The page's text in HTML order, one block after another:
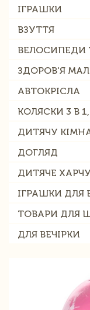
ІГРАШКИ
ВЗУТТЯ
ВЕЛОСИПЕДИ
ЗДОРОВ'Я
АВТОКРІСЛА
КОЛЯСКИ 3 В 1,
ДИТЯЧУ
ДОГЛЯД
ДИТЯЧЕ
ІГРАШКИ ДЛЯ
ТОВАРИ ДЛЯ
ДЛЯ ВЕЧІРКИ